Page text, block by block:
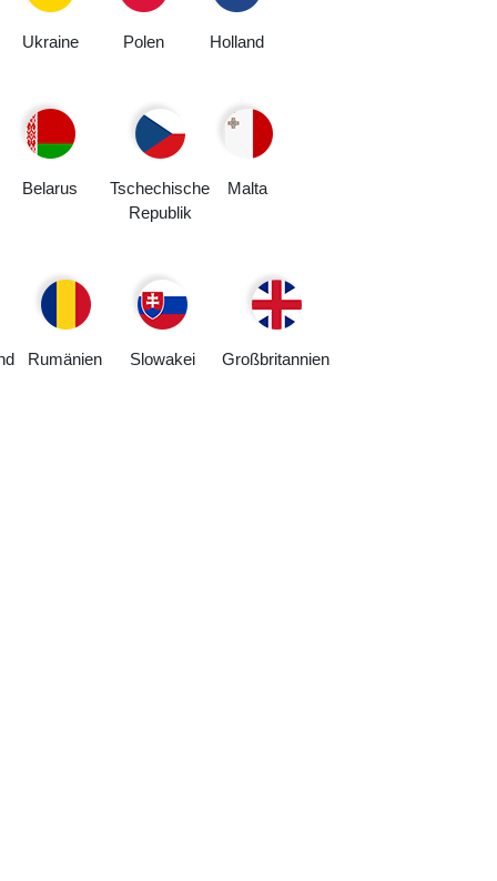
Ukraine Polen Holland
Belarus
Tschechische
Republik
Malta
Rumänien Slowakei Großbritannien